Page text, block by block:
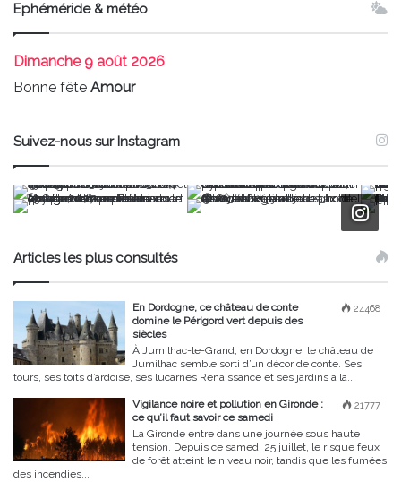
Ephéméride & météo
Dimanche9 août 2026
Bonne fête Amour
Suivez-nous sur Instagram
Articles les plus consultés
24468
En Dordogne, ce château de conte
domine le Périgord vert depuis des
siècles
À Jumilhac-le-Grand, en Dordogne, le château de
Jumilhac semble sorti d’un décor de conte. Ses
tours, ses toits d’ardoise, ses lucarnes Renaissance et ses jardins à la...
21777
Vigilance noire et pollution en Gironde :
ce qu’il faut savoir ce samedi
La Gironde entre dans une journée sous haute
tension. Depuis ce samedi 25 juillet, le risque feux
de forêt atteint le niveau noir, tandis que les fumées
des incendies...